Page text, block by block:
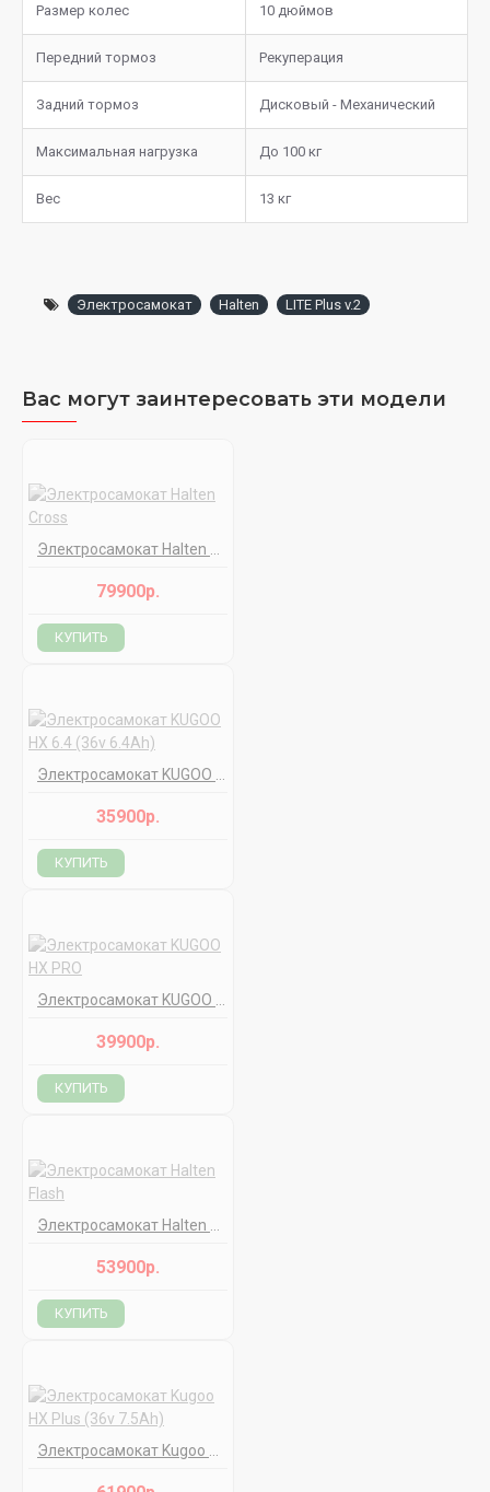
Размер колес 10 дюймов
Передний тормоз Рекуперация
Задний тормоз Дисковый - Механический
Максимальная нагрузка До 100 кг
Вес 13 кг
Электросамокат Halten LITE Plus v.2
Вас могут заинтересовать эти модели
79900р.
КУПИТЬ
35900р.
КУПИТЬ
39900р.
КУПИТЬ
53900р.
КУПИТЬ